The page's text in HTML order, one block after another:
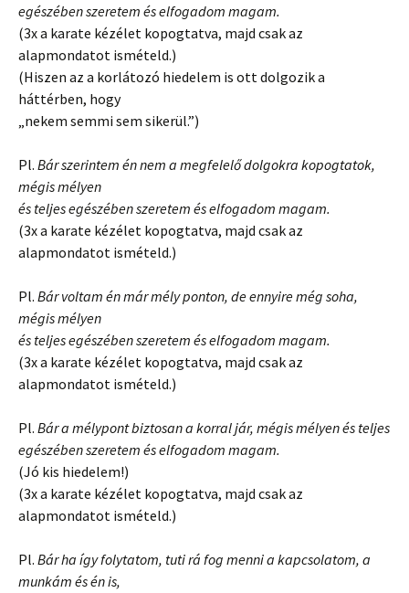
egészében szeretem és elfogadom magam.
(3x a karate kézélet kopogtatva, majd csak az
alapmondatot ismételd.)
(Hiszen az a korlátozó hiedelem is ott dolgozik a
háttérben, hogy
„nekem semmi sem sikerül.”)
Pl. Bár szerintem én nem a megfelelő dolgokra kopogtatok,
mégis mélyen
és teljes egészében szeretem és elfogadom magam.
(3x a karate kézélet kopogtatva, majd csak az
alapmondatot ismételd.)
Pl. Bár voltam én már mély ponton, de ennyire még soha,
mégis mélyen
és teljes egészében szeretem és elfogadom magam.
(3x a karate kézélet kopogtatva, majd csak az
alapmondatot ismételd.)
Pl. Bár a mélypont biztosan a korral jár, mégis mélyen és teljes
egészében szeretem és elfogadom magam.
(Jó kis hiedelem!)
(3x a karate kézélet kopogtatva, majd csak az
alapmondatot ismételd.)
Pl. Bár ha így folytatom, tuti rá fog menni a kapcsolatom, a
munkám és én is,